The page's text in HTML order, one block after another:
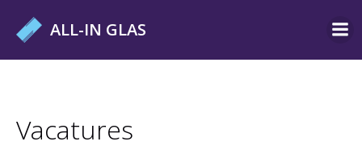
ALL-IN GLAS
Vacatures